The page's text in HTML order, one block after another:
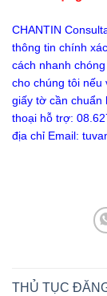
CHANTIN
thông tin chính
cách nhanh
cho chúng tôi nếu
giấy tờ cần chuẩn
thoại hỗ trợ:
địa chỉ Email:
THỦ TỤC